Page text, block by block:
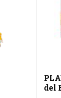
del